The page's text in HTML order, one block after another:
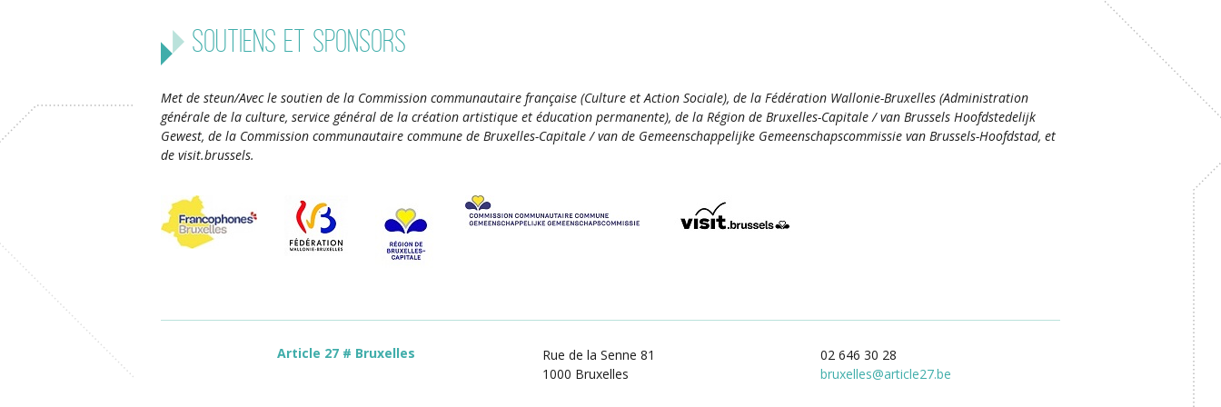
Soutiens et sponsors
Met de steun/Avec le soutien de la Commission communautaire française (Culture et Action Sociale), de la Fédération Wallonie-Bruxelles (Administration
générale de la culture, service général de la création artistique et éducation permanente), de la Région de Bruxelles-Capitale / van Brussels Hoofdstedelijk
Gewest, de la Commission communautaire commune de Bruxelles-Capitale / van de Gemeenschappelijke Gemeenschapscommissie van Brussels-Hoofdstad, et
de visit.brussels.
Article 27 # Bruxelles
Rue de la Senne 81
1000 Bruxelles
02 646 30 28
bruxelles@article27.be